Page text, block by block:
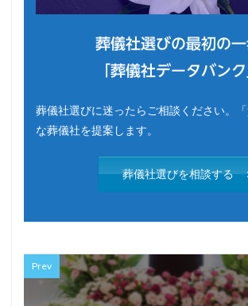
葬儀社選びの最初の
「葬儀社データバンク
葬儀社選びに迷ったらご相談ください。
な葬儀社を提案します。
葬儀社選びを相談する
Prev